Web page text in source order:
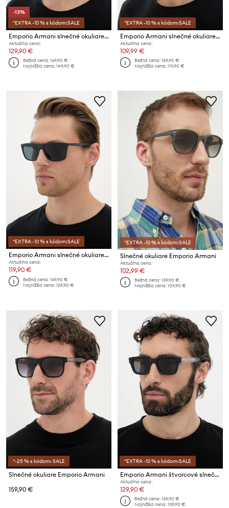
-13%
*EXTRA -10 % s kódom:SALE
Emporio Armani slnečné okuliare pánske
Aktuálna cena:
129,90 €
Bežná cena:169,90 €
Najnižšia cena:149,90 €
*EXTRA -10 % s kódom:SALE
Emporio Armani slnečné okuliare pánske
Aktuálna cena:
109,99 €
Bežná cena:159,90 €
Najnižšia cena:119,90 €
*EXTRA -10 % s kódom:SALE
Emporio Armani slnečné okuliare pánske
Aktuálna cena:
119,90 €
Bežná cena:169,90 €
Najnižšia cena:129,90 €
*EXTRA -10 % s kódom:SALE
Slnečné okuliare Emporio Armani
Aktuálna cena:
102,99 €
Bežná cena:139,90 €
Najnižšia cena:109,90 €
*-25 % s kódom: SALE
Slnečné okuliare Emporio Armani
159,90 €
*EXTRA -10 % s kódom:SALE
Emporio Armani štvorcové slnečné okuliare pánske
Aktuálna cena:
129,90 €
Bežná cena:169,90 €
Najnižšia cena:139,90 €